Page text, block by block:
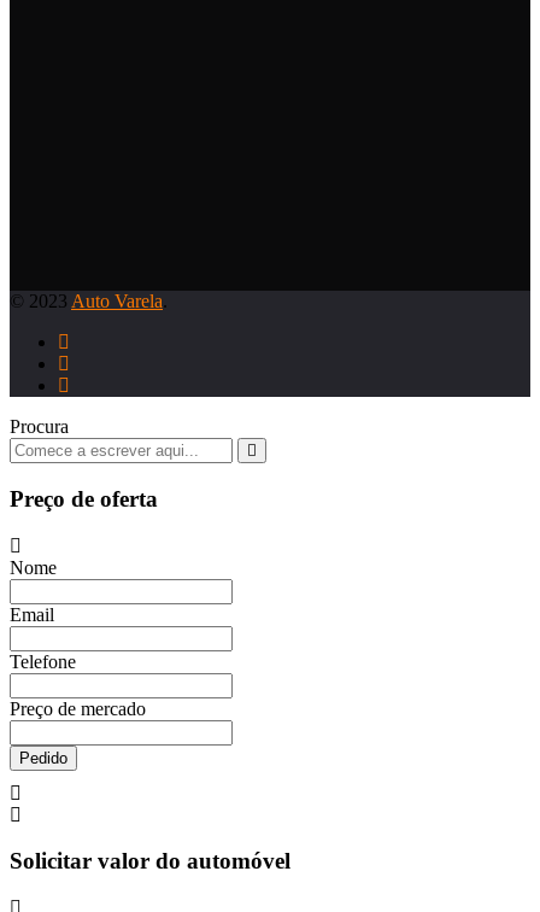
© 2023 Auto Varela.
Procura
Preço de oferta
Nome
Email
Telefone
Preço de mercado
Pedido
Solicitar valor do automóvel